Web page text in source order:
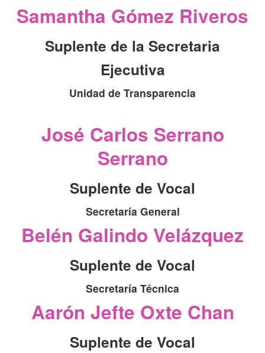
Samantha Gómez Riveros
Suplente de la Secretaria
Ejecutiva
Unidad de Transparencia
José Carlos Serrano
Serrano
Suplente de Vocal
Secretaría General
Belén Galindo Velázquez
Suplente de Vocal
Secretaría Técnica
Aarón Jefte Oxte Chan
Suplente de Vocal